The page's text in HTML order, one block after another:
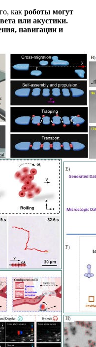
как роботы могут
или акустики.
навигации и